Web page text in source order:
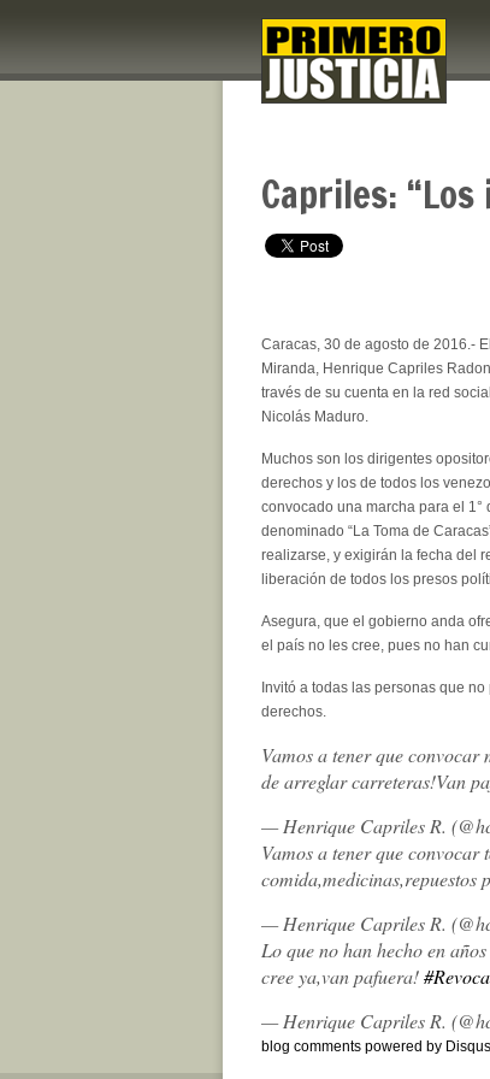
Capriles:
Caracas, 30 de agosto de 2016.-
Miranda, Henrique Capriles
través de su cuenta en la red
Nicolás Maduro.
Muchos son los dirigentes
derechos y los de todos los
convocado una marcha para el 1°
denominado “La Toma de
realizarse, y exigirán la fecha del
liberación de todos los presos
Asegura, que el gobierno anda
el país no les cree, pues no han
Invitó a todas las personas que
derechos.
Vamos a tener que convocar
de arreglar carreteras!Van
— Henrique Capriles R.
Vamos a tener que convocar
comida,medicinas,repuestos
— Henrique Capriles R.
Lo que no han hecho en
cree ya,van pafuera!
— Henrique Capriles R.
blog comments powered by Disqus